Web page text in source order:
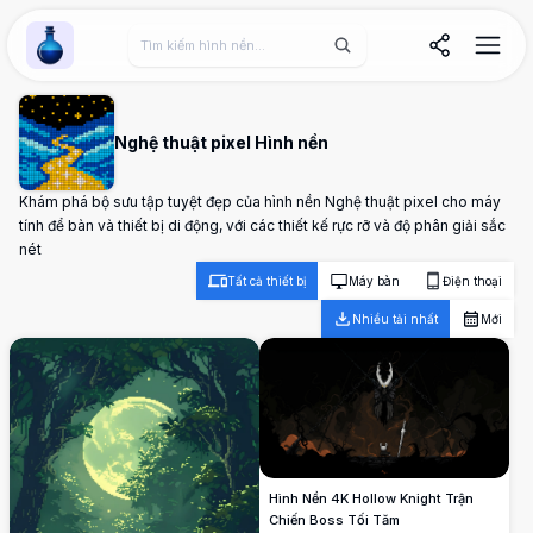
Wallpaper Alchemy
Nghệ thuật pixel Hình nền
Khám phá bộ sưu tập tuyệt đẹp của hình nền Nghệ thuật pixel cho máy
tính để bàn và thiết bị di động, với các thiết kế rực rỡ và độ phân giải sắc
nét
Tất cả thiết bị Máy bàn Điện thoại
Nhiều tải nhất Mới
Hình Nền 4K Hollow Knight Trận
Chiến Boss Tối Tăm